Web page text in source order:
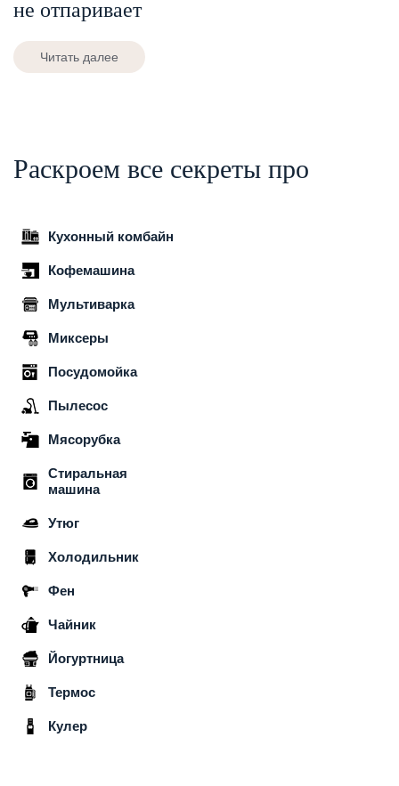
не отпаривает
Читать далее
Раскроем все секреты про
Кухонный комбайн
Кофемашина
Мультиварка
Миксеры
Посудомойка
Пылесос
Мясорубка
Стиральная
машина
Утюг
Холодильник
Фен
Чайник
Йогуртница
Термос
Кулер